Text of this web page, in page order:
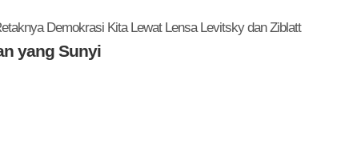
Demokrasi Kita Lewat Lensa Levitsky dan Ziblatt
yang Sunyi